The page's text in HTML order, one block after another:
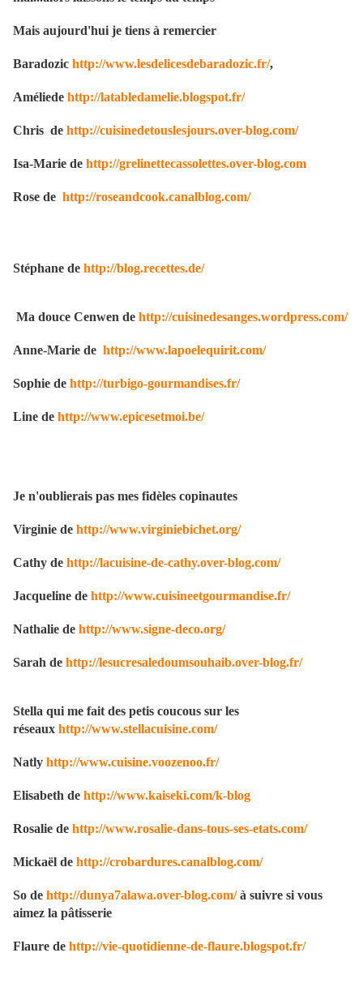
Mais aujourd'hui je tiens à remercier
Baradozic http://www.lesdelicesdebaradozic.fr/,
Améliede http://latabledamelie.blogspot.fr/
Chris de http://cuisinedetouslesjours.over-blog.com/
Isa-Marie de http://grelinettecassolettes.over-blog.com
Rose de http://roseandcook.canalblog.com/
Stéphane de http://blog.recettes.de/
Ma douce Cenwen de http://cuisinedesanges.wordpress.com/
Anne-Marie de http://www.lapoelequirit.com/
Sophie de http://turbigo-gourmandises.fr/
Line de http://www.epicesetmoi.be/
Je n'oublierais pas mes fidèles copinautes
Virginie de http://www.virginiebichet.org/
Cathy de http://lacuisine-de-cathy.over-blog.com/
Jacqueline de http://www.cuisineetgourmandise.fr/
Nathalie de http://www.signe-deco.org/
Sarah de http://lesucresaledoumsouhaib.over-blog.fr/
Stella qui me fait des petis coucous sur les
réseaux http://www.stellacuisine.com/
Natly http://www.cuisine.voozenoo.fr/
Elisabeth de http://www.kaiseki.com/k-blog
Rosalie de http://www.rosalie-dans-tous-ses-etats.com/
Mickaël de http://crobardures.canalblog.com/
So de http://dunya7alawa.over-blog.com/à suivre si vous
aimez la pâtisserie
Flaure de http://vie-quotidienne-de-flaure.blogspot.fr/